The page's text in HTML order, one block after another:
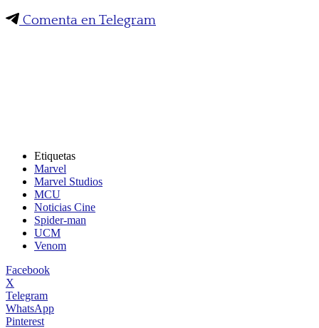
Comenta en Telegram
Etiquetas
Marvel
Marvel Studios
MCU
Noticias Cine
Spider-man
UCM
Venom
Facebook
X
Telegram
WhatsApp
Pinterest